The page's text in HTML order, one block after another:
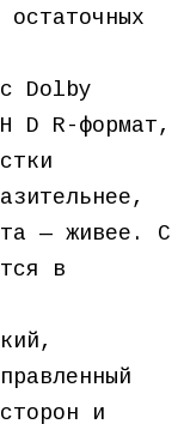
Dolby
D R-формат,
— живее. С
в
и